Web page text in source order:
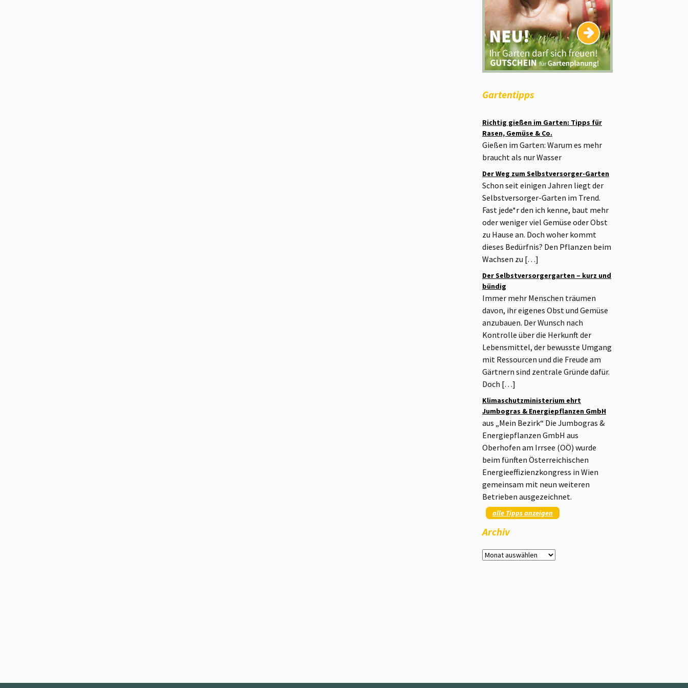
Gartentipps
Richtig gießen im Garten: Tipps für
Rasen, Gemüse & Co.
Gießen im Garten: Warum es mehr
braucht als nur Wasser
Der Weg zum Selbstversorger-Garten
Schon seit einigen Jahren liegt der
Selbstversorger-Garten im Trend.
Fast jede*r den ich kenne, baut mehr
oder weniger viel Gemüse oder Obst
zu Hause an. Doch woher kommt
dieses Bedürfnis? Den Pflanzen beim
Wachsen zu […]
Der Selbstversorgergarten – kurz und
bündig
Immer mehr Menschen träumen
davon, ihr eigenes Obst und Gemüse
anzubauen. Der Wunsch nach
Kontrolle über die Herkunft der
Lebensmittel, der bewusste Umgang
mit Ressourcen und die Freude am
Gärtnern sind zentrale Gründe dafür.
Doch […]
Klimaschutzministerium ehrt
Jumbogras & Energiepflanzen GmbH
aus „Mein Bezirk“ Die Jumbogras &
Energiepflanzen GmbH aus
Oberhofen am Irrsee (OÖ) wurde
beim fünften Österreichischen
Energieeffizienzkongress in Wien
gemeinsam mit neun weiteren
Betrieben ausgezeichnet.
alle Tipps anzeigen
Archiv
Archiv